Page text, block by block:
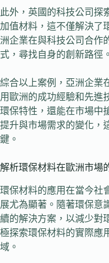
此外，英國的科技公司探
加值材料，這不僅解決了
洲企業在與科技公司合作
式，尋找自身的創新路徑。
綜合以上案例，亞洲企業
用歐洲的成功經驗和先進
環保特性，還能在市場中
提升與市場需求的變化，
鍵。
解析環保材料在歐洲市場
環保材料的應用在當今社
展尤為顯著。隨著環保意
續的解決方案，以減少對
極探索環保材料的實際應
域。